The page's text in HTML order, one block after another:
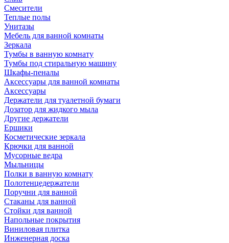
Смесители
Теплые полы
Унитазы
Мебель для ванной комнаты
Зеркала
Тумбы в ванную комнату
Тумбы под стиральную машину
Шкафы-пеналы
Аксессуары для ванной комнаты
Аксессуары
Держатели для туалетной бумаги
Дозатор для жидкого мыла
Другие держатели
Ершики
Косметические зеркала
Крючки для ванной
Мусорные ведра
Мыльницы
Полки в ванную комнату
Полотенцедержатели
Поручни для ванной
Стаканы для ванной
Стойки для ванной
Напольные покрытия
Виниловая плитка
Инженерная доска